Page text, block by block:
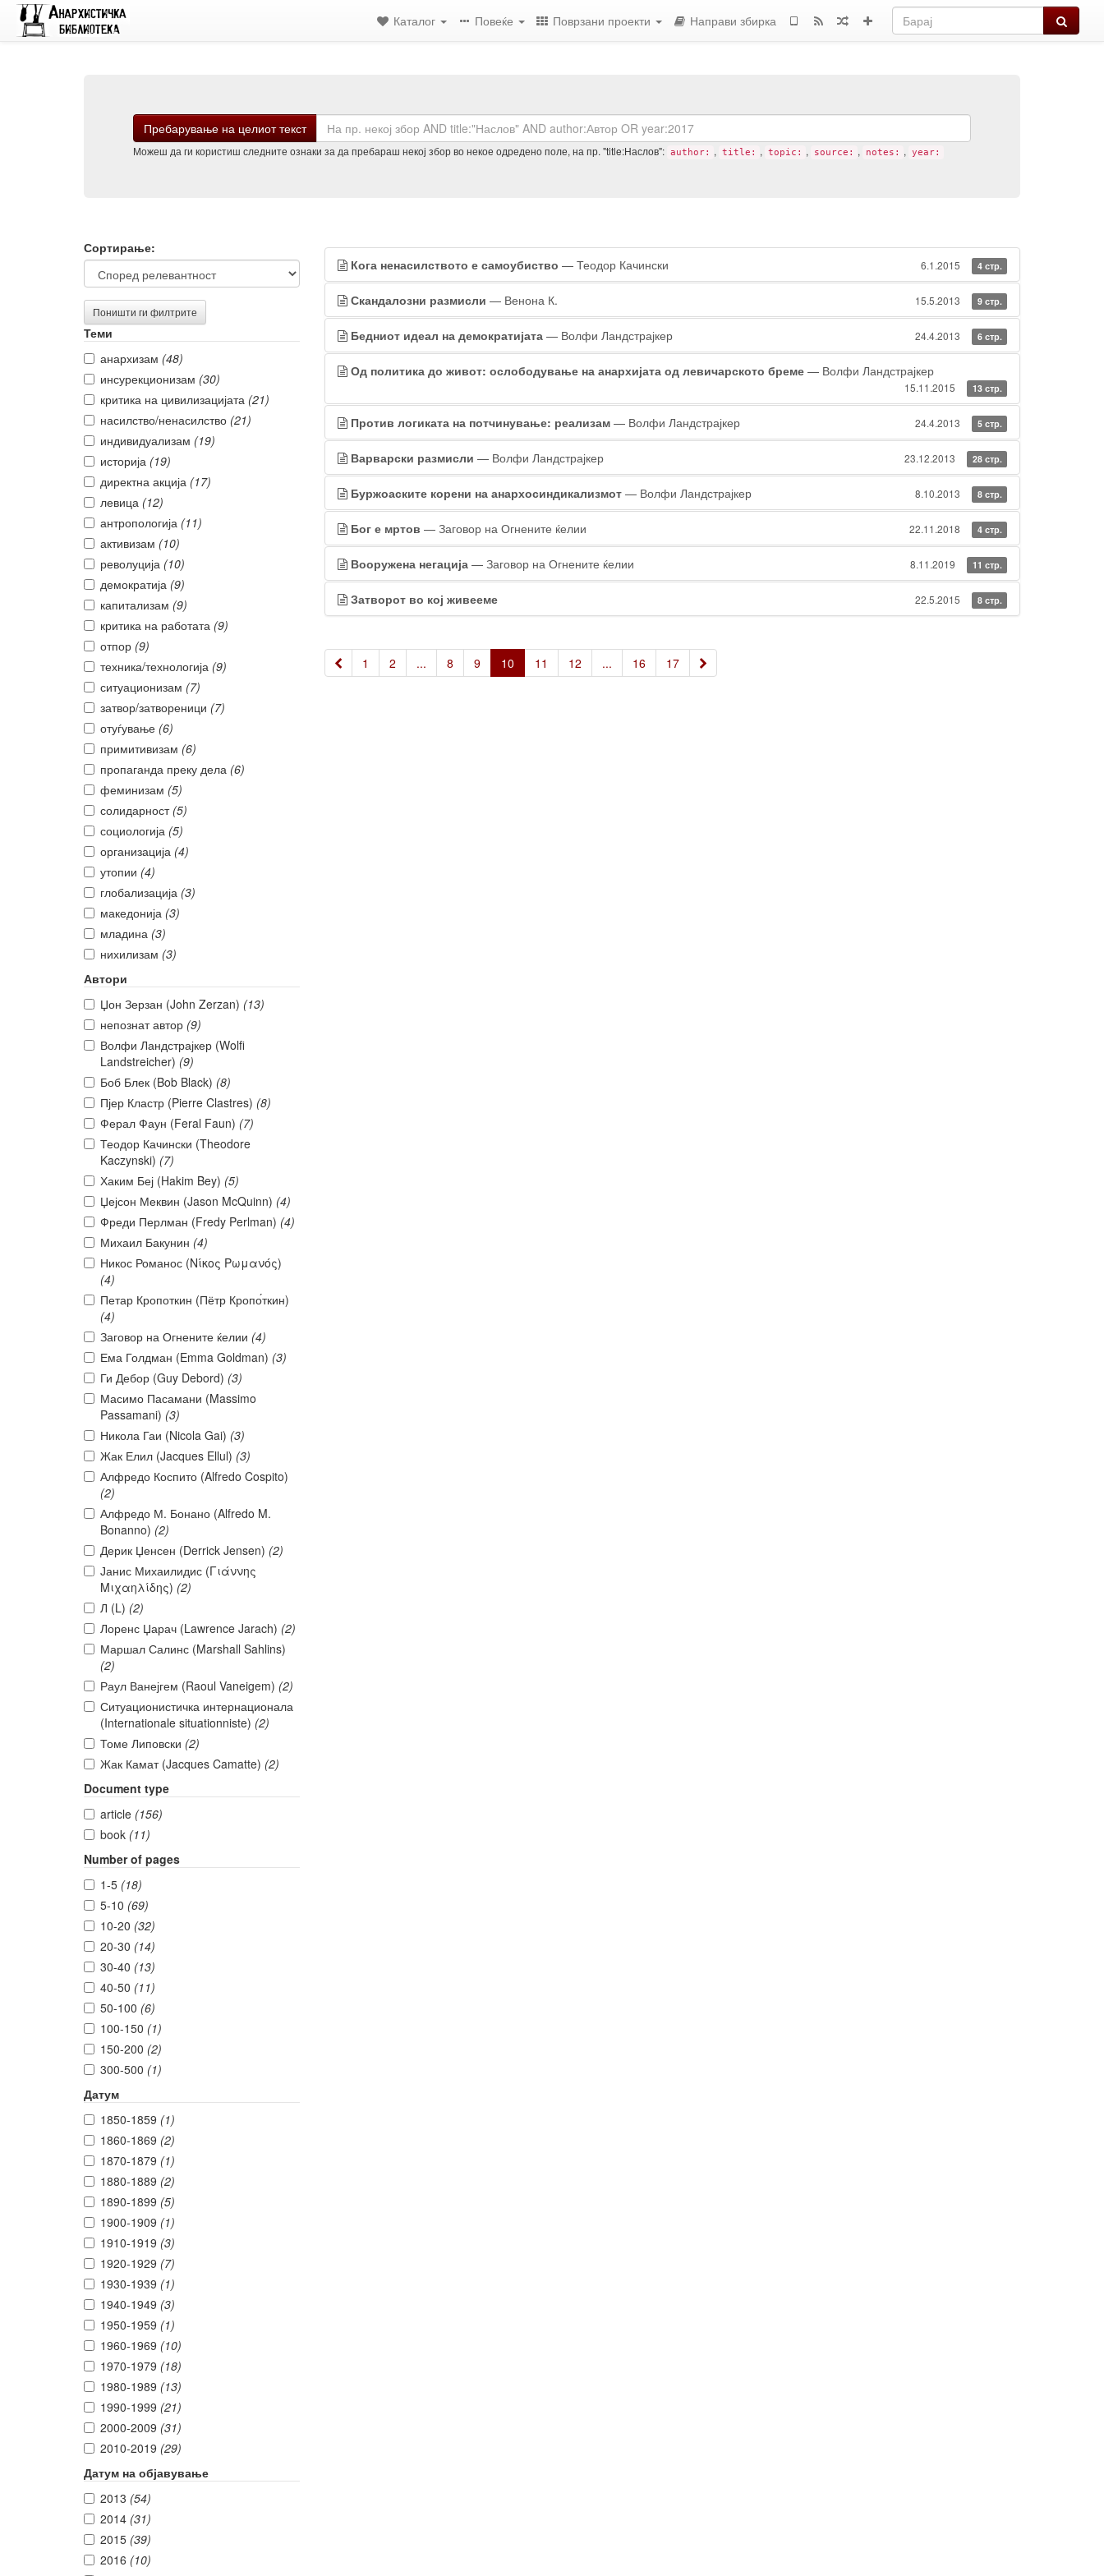
Барај
Каталог Повеќе Поврзани проекти Направи збирка
Пребарување на целиот текст
Можеш да ги користиш следните ознаки за да пребараш некој збор во некое одредено поле, на пр. "title:Наслов": author: , title: , topic: , source: , notes: , year:
Филтрирање
на
резултатите
Сортирање:
Поништи ги филтрите
Теми
анархизам (48)
инсурекционизам (30)
критика на цивилизацијата (21)
насилство/ненасилство (21)
индивидуализам (19)
историја (19)
директна акција (17)
левица (12)
антропологија (11)
активизам (10)
револуција (10)
демократија (9)
капитализам (9)
критика на работата (9)
отпор (9)
техника/технологија (9)
ситуационизам (7)
затвор/затвореници (7)
отуѓување (6)
примитивизам (6)
пропаганда преку дела (6)
феминизам (5)
солидарност (5)
социологија (5)
организација (4)
утопии (4)
глобализација (3)
македонија (3)
младина (3)
нихилизам (3)
Автори
Џон Зерзан (John Zerzan) (13)
непознат автор (9)
Волфи Ландстрајкер (Wolfi
Landstreicher) (9)
Боб Блек (Bob Black) (8)
Пјер Кластр (Pierre Clastres) (8)
Ферал Фаун (Feral Faun) (7)
Теодор Качински (Theodore
Kaczynski) (7)
Хаким Беј (Hakim Bey) (5)
Џејсон Меквин (Jason McQuinn) (4)
Фреди Перлман (Fredy Perlman) (4)
Михаил Бакунин (4)
Никос Романос (Νίκος Ρωμανός)
(4)
Петар Кропоткин (Пётр Кропо́ткин)
(4)
Заговор на Огнените ќелии (4)
Ема Голдман (Emma Goldman) (3)
Ги Дебор (Guy Debord) (3)
Масимо Пасамани (Massimo
Passamani) (3)
Никола Гаи (Nicola Gai) (3)
Жак Елил (Jacques Ellul) (3)
Алфредо Коспито (Alfredo Cospito)
(2)
Алфредо М. Бонано (Alfredo M.
Bonanno) (2)
Дерик Џенсен (Derrick Jensen) (2)
Јанис Михаилидис (Γιάννης
Μιχαηλίδης) (2)
Л (L) (2)
Лоренс Џарач (Lawrence Jarach) (2)
Маршал Салинс (Marshall Sahlins)
(2)
Раул Ванејгем (Raoul Vaneigem) (2)
Ситуационистичка интернационала
(Internationale situationniste) (2)
Томе Липовски (2)
Жак Камат (Jacques Camatte) (2)
Document type
article (156)
book (11)
Number of pages
1-5 (18)
5-10 (69)
10-20 (32)
20-30 (14)
30-40 (13)
40-50 (11)
50-100 (6)
100-150 (1)
150-200 (2)
300-500 (1)
Датум
1850-1859 (1)
1860-1869 (2)
1870-1879 (1)
1880-1889 (2)
1890-1899 (5)
1900-1909 (1)
1910-1919 (3)
1920-1929 (7)
1930-1939 (1)
1940-1949 (3)
1950-1959 (1)
1960-1969 (10)
1970-1979 (18)
1980-1989 (13)
1990-1999 (21)
2000-2009 (31)
2010-2019 (29)
Датум на објавување
2013 (54)
2014 (31)
2015 (39)
2016 (10)
Резултати
од
пребарувањето
Кога ненасилството е самоубиство — Теодор Качински 6.1.2015 4 стр.
Скандалозни размисли — Венона К. 15.5.2013 9 стр.
Бедниот идеал на демократијата— Волфи Ландстрајкер 24.4.2013 6 стр.
Од политика до живот: ослободување на анархијата од левичарското бреме— Волфи Ландстрајкер
15.11.2015 13 стр.
Против логиката на потчинување: реализам— Волфи Ландстрајкер 24.4.2013 5 стр.
Варварски размисли — Волфи Ландстрајкер 23.12.2013 28 стр.
Буржоаските корени на анархосиндикализмот— Волфи Ландстрајкер 8.10.2013 8 стр.
Бог е мртов — Заговор на Огнените ќелии 22.11.2018 4 стр.
Вооружена негација— Заговор на Огнените ќелии 8.11.2019 11 стр.
Затворот во кој живееме 22.5.2015 8 стр.
« 1 2 ... 8 9 10 11 12 ... 16 17 »